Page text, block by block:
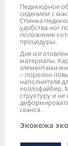
Педикюрное
сидением с
Спинка
удобства ног
положение
процедуры.
Для
материалы.
элементами
– поролон
наполнителя
холлофайбер.
структуру и
сеанса.
Экокожа